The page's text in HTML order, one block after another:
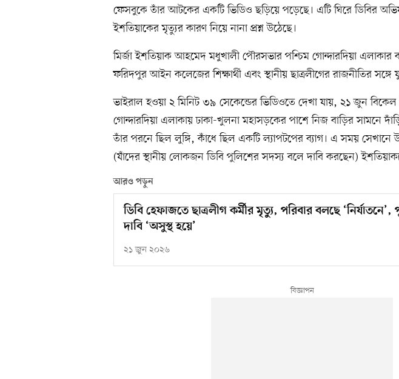
ফেসবুকে তাঁর আটকের একটি ভিডিও ছড়িয়ে পড়েছে। এটি ঘিরে ডিবির
ইশতিয়াকের মৃত্যুর কারণ নিয়ে নানা প্রশ্ন উঠেছে।
মির্জা ইশতিয়াক আহমেদ মধুখালী পৌরসভার পশ্চিম গোন্দারদিয়া এলাকার
ফরিদপুর আইন কলেজের শিক্ষার্থী এবং স্থানীয় ছাত্রলীগের রাজনীতির সঙ্গে
ভাইরাল হওয়া ২ মিনিট ৩৯ সেকেন্ডের ভিডিওতে দেখা যায়, ২১ জুন বিকেল
গোন্দারদিয়া এলাকায় ঢাকা-খুলনা মহাসড়কের পাশে নিজ বাড়ির সামনে
তাঁর পরনে ছিল লুঙ্গি, কাঁধে ছিল একটি ল্যাপটপের ব্যাগ। এ সময় সেখানে
(যাঁদের স্থানীয় লোকজন ডিবি পুলিশের সদস্য বলে দাবি করছেন)
আরও পড়ুন
ডিবি হেফাজতে ছাত্রলীগ কর্মীর মৃত্যু, পরিবার বলছে ‘নির্যাতনে’,
দাবি ‘অসুস্থ হয়ে’
২১ জুন ২০২৬